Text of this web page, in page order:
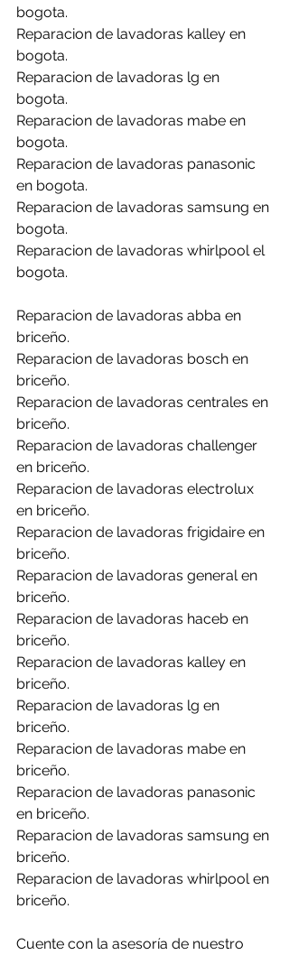
bogota.
Reparacion de lavadoras kalley en
bogota.
Reparacion de lavadoras lg en
bogota.
Reparacion de lavadoras mabe en
bogota.
Reparacion de lavadoras panasonic
en bogota.
Reparacion de lavadoras samsung en
bogota.
Reparacion de lavadoras whirlpool el
bogota.
Reparacion de lavadoras abba en
briceño.
Reparacion de lavadoras bosch en
briceño.
Reparacion de lavadoras centrales en
briceño.
Reparacion de lavadoras challenger
en briceño.
Reparacion de lavadoras electrolux
en briceño.
Reparacion de lavadoras frigidaire en
briceño.
Reparacion de lavadoras general en
briceño.
Reparacion de lavadoras haceb en
briceño.
Reparacion de lavadoras kalley en
briceño.
Reparacion de lavadoras lg en
briceño.
Reparacion de lavadoras mabe en
briceño.
Reparacion de lavadoras panasonic
en briceño.
Reparacion de lavadoras samsung en
briceño.
Reparacion de lavadoras whirlpool en
briceño.
Cuente con la asesoría de nuestro